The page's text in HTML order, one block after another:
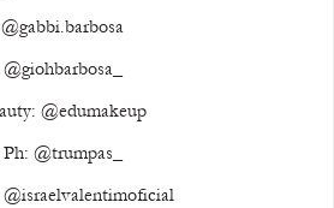
@gabbi.barbosa
@giohbarbosa_
@edumakeup
Ph: @trumpas_
@israelvalentimoficial